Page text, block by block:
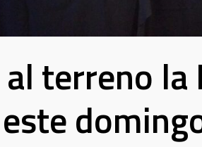
terreno la
este